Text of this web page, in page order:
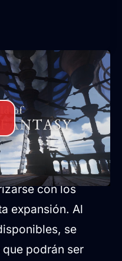
para que tanto
como los recién
con los
expansión. Al
se
podrán ser